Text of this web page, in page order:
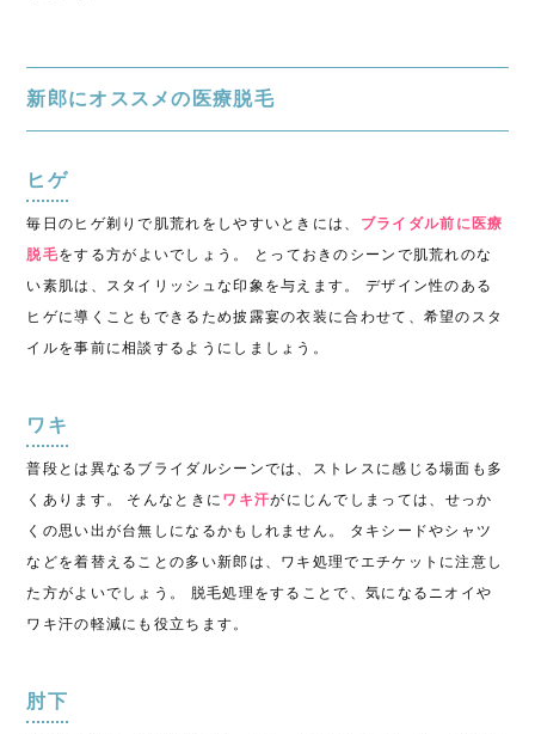
新郎にオススメの医療脱毛
ヒゲ
毎日のヒゲ剃りで肌荒れをしやすいときには、 ブライダル前に医療
脱毛をする方がよいでしょう。 とっておきのシーンで肌荒れのな
い素肌は、スタイリッシュな印象を与えます。 デザイン性のある
ヒゲに導くこともできるため披露宴の衣装に合わせて、希望のスタ
イルを事前に相談するようにしましょう。
ワキ
普段とは異なるブライダルシーンでは、ストレスに感じる場面も多
くあります。 そんなときに ワキ汗がにじんでしまっては、せっか
くの思い出が台無しになるかもしれません。 タキシードやシャツ
などを着替えることの多い新郎は、ワキ処理でエチケットに注意し
た方がよいでしょう。 脱毛処理をすることで、気になるニオイや
ワキ汗の軽減にも役立ちます。
肘下